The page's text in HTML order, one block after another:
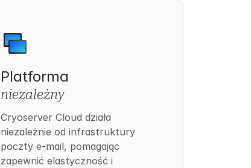
Platforma
niezależny
Cryoserver Cloud działa
niezależnie od infrastruktury
poczty e-mail, pomagając
zapewnić elastyczność i